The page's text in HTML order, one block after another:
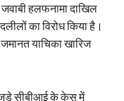
हलफनामा दाखिल
का विरोध किया है।
याचिका खारिज
जुड़े सीबीआई के केस में